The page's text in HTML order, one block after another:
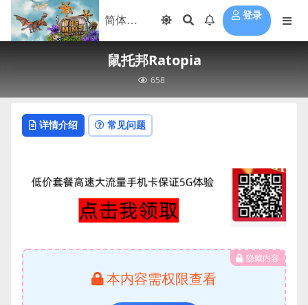
登录
鼠托邦Ratopia
658
详情介绍 常见问题
隐藏内容
本内容需权限查看